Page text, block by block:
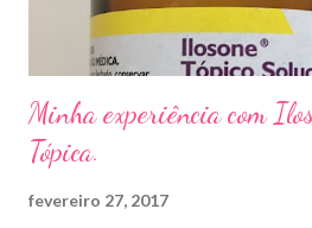
Minha experiência com
Tópica.
fevereiro 27, 2017